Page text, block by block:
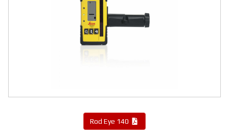
Rod Eye 140